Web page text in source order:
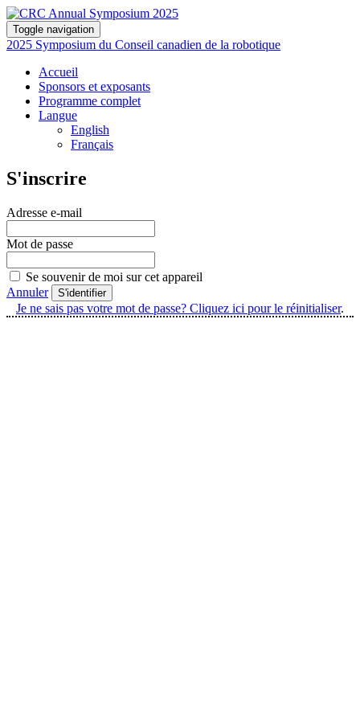
Toggle navigation
2025 Symposium du Conseil canadien de la robotique
Accueil
Sponsors et exposants
Programme complet
Langue
English
Français
S'inscrire
Adresse e-mail
Mot de passe
Se souvenir de moi sur cet appareil
Annuler
S'identifier
Je ne sais pas votre mot de passe? Cliquez ici pour le réinitialiser.